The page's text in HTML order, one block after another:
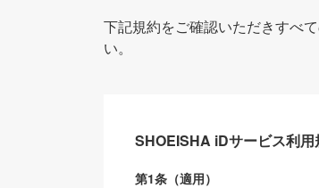
下記規約をご確認いただきすべ
い。
SHOEISHA iDサービス利用
第1条（適用）